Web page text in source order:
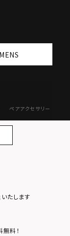
ペアアクセサリー
たします
料！